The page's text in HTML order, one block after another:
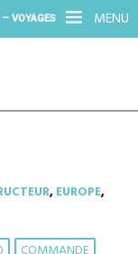
MENU
VOYAGES
,EUROPE,